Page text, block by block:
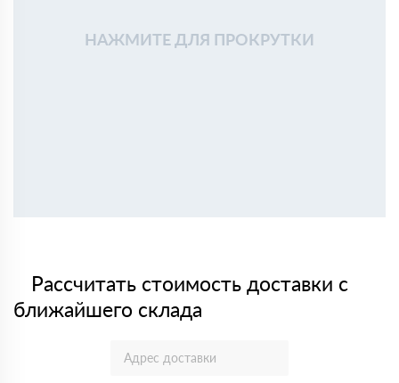
НАЖМИТЕ ДЛЯ ПРОКРУТКИ
Рассчитать стоимость доставки с
ближайшего склада